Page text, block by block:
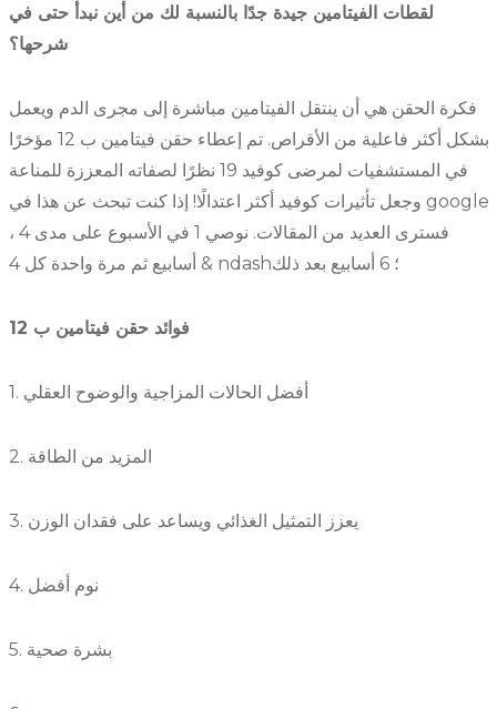
لقطات الفيتامين جيدة جدًا بالنسبة لك من أين نبدأ حتى في
شرحها؟
فكرة الحقن هي أن ينتقل الفيتامين مباشرة إلى مجرى الدم ويعمل
بشكل أكثر فاعلية من الأقراص. تم إعطاء حقن فيتامين ب 12 مؤخرًا
في المستشفيات لمرضى كوفيد 19 نظرًا لصفاته المعززة للمناعة
وجعل تأثيرات كوفيد أكثر اعتدالًا! إذا كنت تبحث عن هذا في google
، فسترى العديد من المقالات. نوصي 1 في الأسبوع على مدى 4
أسابيع ثم مرة واحدة كل 4 & ndash؛ 6 أسابيع بعد ذلك
فوائد حقن فيتامين ب 12
1. أفضل الحالات المزاجية والوضوح العقلي
2. المزيد من الطاقة
3. يعزز التمثيل الغذائي ويساعد على فقدان الوزن
4. نوم أفضل
5. بشرة صحية